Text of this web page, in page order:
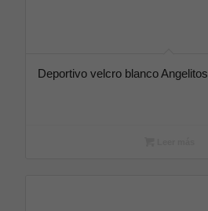
Deportivo velcro blanco Angelitos